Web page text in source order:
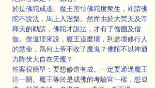
於是佛陀成道。魔王害怕佛陀度衆生，即請佛
陀不說法，馬上入涅槃。然而由於大梵天及帝
釋天的勸請，佛陀才說法，才有了僧團及僧
伽。按道理來說，魔王這麼壞，到處壞修行人
的慧命，爲何上帝不收了魔鬼？佛陀不以神通
力降伏大自在天魔？
答案很簡單：要想修道有成。一定要通過魔王
這一關。魔王等於是成佛的考驗官一樣，想成